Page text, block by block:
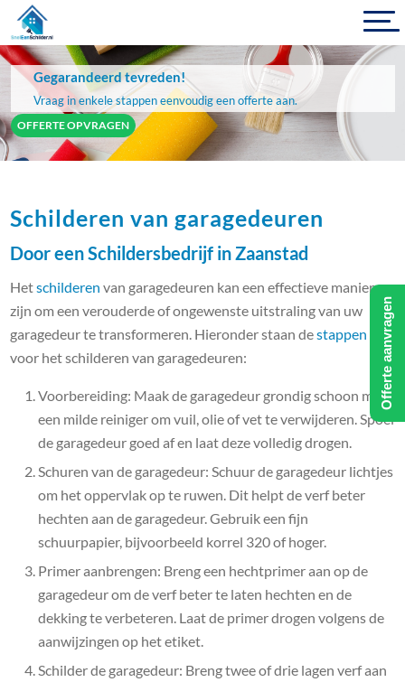
Gegarandeerd tevreden!
Vraag in enkele stappen eenvoudig een offerte aan.
OFFERTE OPVRAGEN
Schilderen van garagedeuren
Door een Schildersbedrijf in Zaanstad
Hetschilderen van garagedeuren kan een effectieve manier
zijn om een ​​verouderde of ongewenste uitstraling van uw
garagedeur te transformeren. Hieronder staan destappen
voor het schilderen van garagedeuren:
Voorbereiding: Maak de garagedeur grondig schoon met
een milde reiniger om vuil, olie of vet te verwijderen. Spoel
de garagedeur goed af en laat deze volledig drogen.
Schuren van de garagedeur: Schuur de garagedeur lichtjes
om het oppervlak op te ruwen. Dit helpt de verf beter
hechten aan de garagedeur. Gebruik een fijn
schuurpapier, bijvoorbeeld korrel 320 of hoger.
Primer aanbrengen: Breng een hechtprimer aan op de
garagedeur om de verf beter te laten hechten en de
dekking te verbeteren. Laat de primer drogen volgens de
aanwijzingen op het etiket.
Schilder de garagedeur: Breng twee of drie lagen verf aan
Offerte aanvragen